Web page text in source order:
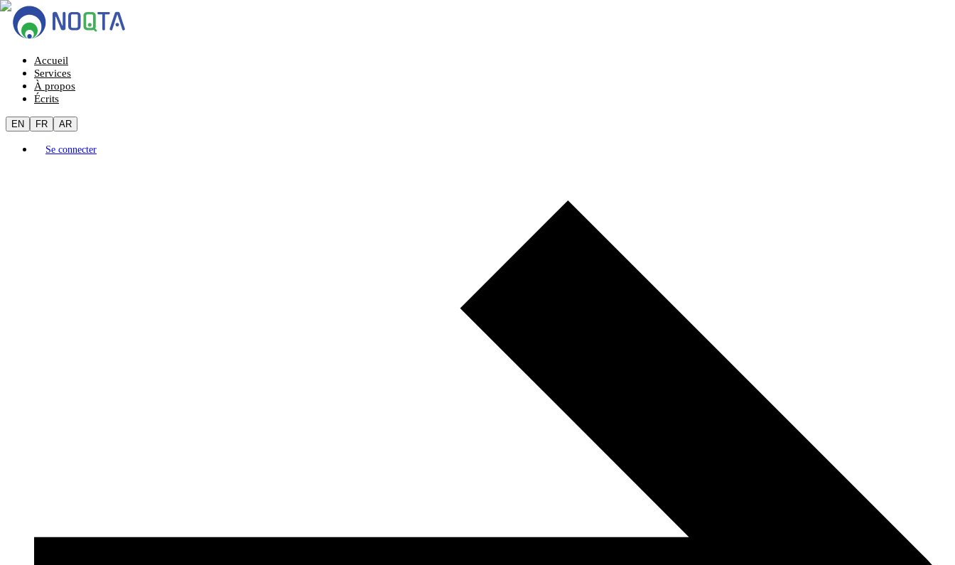
Accueil
Services
À propos
Écrits
EN FR AR
Se connecter